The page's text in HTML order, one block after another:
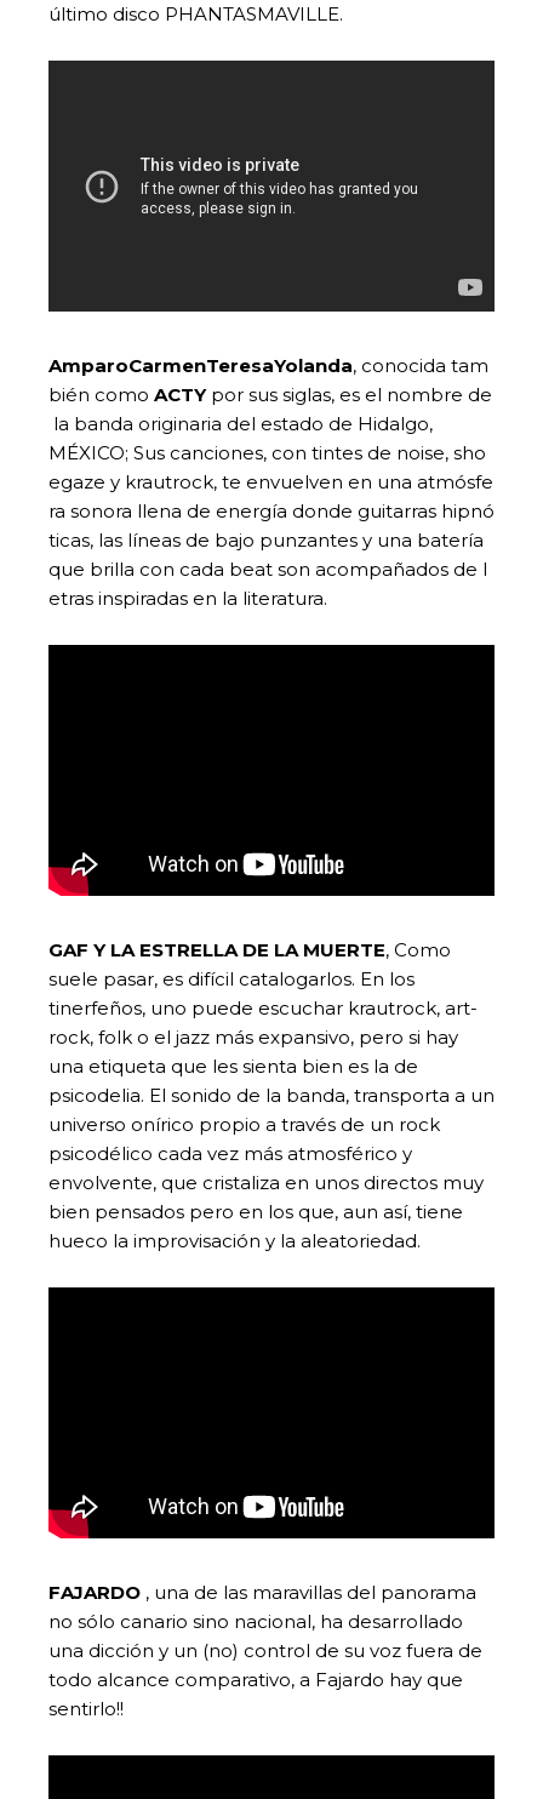
último disco PHANTASMAVILLE.
AmparoCarmenTeresaYolanda, conocida tam
bién como ACTYpor sus siglas, es el nombre de
la banda originaria del estado de Hidalgo,
MÉXICO; Sus canciones, con tintes de noise, sho
egaze y krautrock, te envuelven en una atmósfe
ra sonora llena de energía donde guitarras hipnó
ticas, las líneas de bajo punzantes y una batería
que brilla con cada beat son acompañados de l
etras inspiradas en la literatura.
GAF Y LA ESTRELLA DE LA MUERTE, Como
suele pasar, es difícil catalogarlos. En los
tinerfeños, uno puede escuchar krautrock, art-
rock, folk o el jazz más expansivo, pero si hay
una etiqueta que les sienta bien es la de
psicodelia. El sonido de la banda, transporta a un
universo onírico propio a través de un rock
psicodélico cada vez más atmosférico y
envolvente, que cristaliza en unos directos muy
bien pensados pero en los que, aun así, tiene
hueco la improvisación y la aleatoriedad.
FAJARDO , una de las maravillas del panorama
no sólo canario sino nacional, ha desarrollado
una dicción y un (no) control de su voz fuera de
todo alcance comparativo, a Fajardo hay que
sentirlo!!